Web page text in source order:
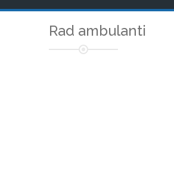
Rad ambulanti